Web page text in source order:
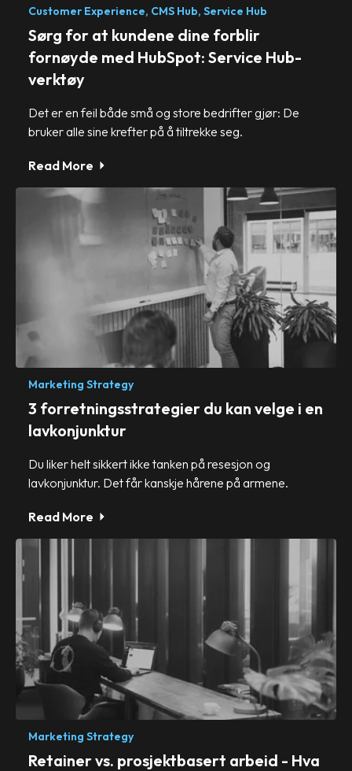
Customer Experience, CMS Hub, Service Hub
Sørg for at kundene dine forblir
fornøyde med HubSpot: Service Hub-
verktøy
Det er en feil både små og store bedrifter gjør: De
bruker alle sine krefter på å tiltrekke seg.
Read More
Marketing Strategy
3 forretningsstrategier du kan velge i en
lavkonjunktur
Du liker helt sikkert ikke tanken på resesjon og
lavkonjunktur. Det får kanskje hårene på armene.
Read More
Marketing Strategy
Retainer vs. prosjektbasert arbeid - Hva